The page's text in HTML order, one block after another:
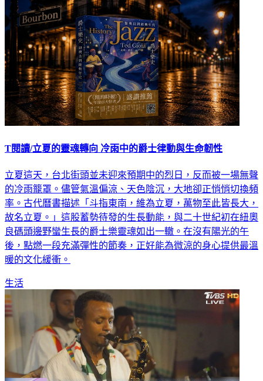
T閱讀/立夏的靈魂轉向 冷雨中的爵士律動與生命韌性
立夏這天，台北街頭並未迎來預期中的烈日，反而被一場無聲
的冷雨籠罩。儘管氣溫偏涼、天色陰沉，大地卻正悄悄切換頻
率。古代曆書描述「斗指東南，維為立夏，萬物至此皆長大，
故名立夏。」這股蓄勢待發的生長動能，與二十世紀初在紐奧
良碼頭邊野蠻生長的爵士樂靈魂如出一轍。在沒有陽光的午
後，點燃一段充滿彈性的節奏，正好能為微涼的身心提供最溫
暖的文化緩衝。
生活